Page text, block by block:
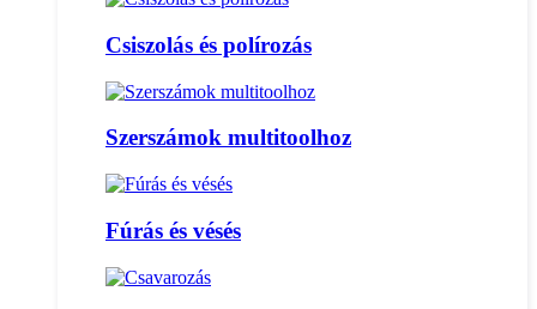
Csiszolás és polírozás
Szerszámok multitoolhoz
Fúrás és vésés